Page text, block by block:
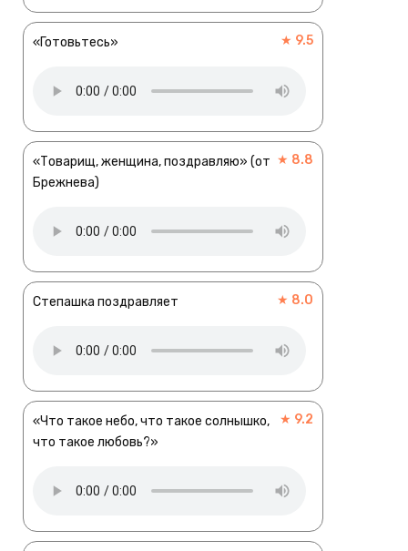
«Готовьтесь» ★ 9.5
«Товарищ, женщина, поздравляю» (от
Брежнева)
★ 8.8
Степашка поздравляет ★ 8.0
«Что такое небо, что такое солнышко,
что такое любовь?»
★ 9.2